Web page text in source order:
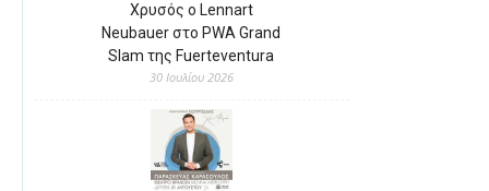
Χρυσός ο Lennart
Neubauer στο PWA Grand
Slam της Fuerteventura
30 Ιουλίου 2026